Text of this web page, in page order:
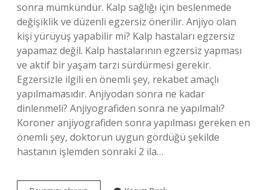
sonra mümkündür. Kalp sağlığı için beslenmede
değişiklik ve düzenli egzersiz önerilir. Anjiyo olan
kişi yürüyüş yapabilir mi? Kalp hastaları egzersiz
yapamaz değil. Kalp hastalarının egzersiz yapması
ve aktif bir yaşam tarzı sürdürmesi gerekir.
Egzersizle ilgili en önemli şey, rekabet amaçlı
yapılmamasıdır. Anjiyodan sonra ne kadar
dinlenmeli? Anjiyografiden sonra ne yapılmalı?
Koroner anjiyografiden sonra yapılması gereken en
önemli şey, doktorun uygun gördüğü şekilde
hastanın işlemden sonraki 2 ila…